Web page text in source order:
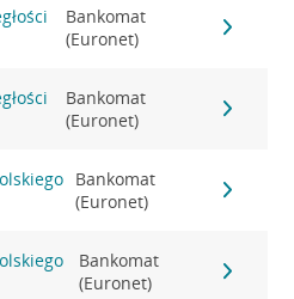
Bankomat
(Euronet)
Bankomat
(Euronet)
Bankomat
(Euronet)
Bankomat
(Euronet)